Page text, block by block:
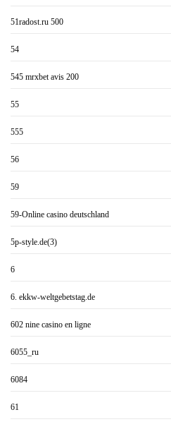
51radost.ru 500
54
545 mrxbet avis 200
55
555
56
59
59-Online casino deutschland
5p-style.de(3)
6
6. ekkw-weltgebetstag.de
602 nine casino en ligne
6055_ru
6084
61